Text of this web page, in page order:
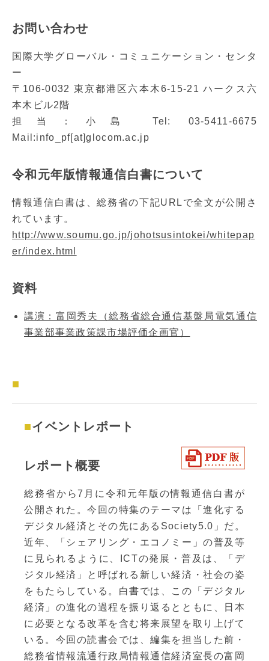
お問い合わせ
国際大学グローバル・コミュニケーション・センタ
ー
〒106-0032 東京都港区六本木6-15-21 ハークス六
本木ビル2階
担当：小島 Tel: 03-5411-6675
Mail:info_pf[at]glocom.ac.jp
令和元年版情報通信白書について
情報通信白書は、総務省の下記URLで全文が公開さ
れています。
http://www.soumu.go.jp/johotsusintokei/whitepap
er/index.html
資料
講演：富岡秀夫（総務省総合通信基盤局電気通信
事業部事業政策課市場評価企画官）
イベントレポート
レポート概要
総務省から7月に令和元年版の情報通信白書が
公開された。今回の特集のテーマは「進化する
デジタル経済とその先にあるSociety5.0」だ。
近年、「シェアリング・エコノミー」の普及等
に見られるように、ICTの発展・普及は、「デ
ジタル経済」と呼ばれる新しい経済・社会の姿
をもたらしている。白書では、この「デジタル
経済」の進化の過程を振り返るとともに、日本
に必要となる改革を含む将来展望を取り上げて
いる。今回の読書会では、編集を担当した前・
総務省情報流通行政局情報通信経済室長の富岡